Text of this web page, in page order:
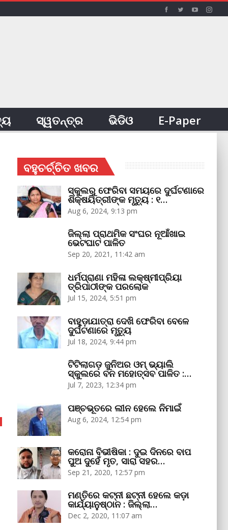
ସ୍ୱତନ୍ତ୍ର ଭିଡିଓ E-Paper
ବହୁଚର୍ଚ୍ଚିତ ଖବର
ସ୍କୁଲରୁ ଫେରିବା ସମୟରେ ଦୁର୍ଘଟଣାରେ
ଶିକ୍ଷୟିତ୍ରୀଙ୍କ ମୃତ୍ୟୁ : ୧…
Aug 6, 2024, 9:13 pm
ଜିଲ୍ଲା ପ୍ରାଥମିକ ସଂଘର ନୂଆଁଖାଇ
ଭେଟଘାଟ ପାଳିତ
Sep 20, 2021, 11:42 am
ଧର୍ମପ୍ରାଣା ମହିଳା ଲକ୍ଷ୍ମୀପ୍ରିୟା
ତ୍ରିପାଠୀଙ୍କ ପରଲୋକ
Jul 15, 2024, 5:51 pm
ବାହୁଡ଼ାଯାତ୍ରା ଦେଖି ଫେରିବା ବେଳେ
ଦୁର୍ଘଟଣାରେ ମୃତ୍ୟୁ
Jul 18, 2024, 9:44 pm
ଟିଟିଲାଗଡ଼ ଜୁନିଅର ଓମ୍‌ ଭ୍ୟାଲି
ସ୍କୁଲରେ ବନ ମହୋତ୍ସବ ପାଳିତ :…
Jul 7, 2023, 12:34 pm
ପଞ୍ଚଭୂତରେ ଲୀନ ହେଲେ ନିମାଇଁ
Aug 6, 2024, 12:54 pm
କରୋନା ବିଭୀଷିକା : ଦୁଇ ଦିନରେ ବାପ
ପୁଅ ଦୁହେଁ ମୃତ, ସାରା ସହର…
Sep 21, 2020, 12:57 pm
ମଣ୍ତିରେ କଟ୍‌ନୀ ଛଟ୍‌ନୀ ହେଲେ କଡ଼ା
କାର୍ଯ୍ୟାନୁଷ୍ଠାନ : ଜିଲ୍ଲା…
Dec 2, 2020, 11:07 am